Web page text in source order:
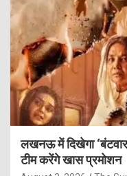
लखनऊ में दिखेगा
टीम करेंगे खास प्रमोशन